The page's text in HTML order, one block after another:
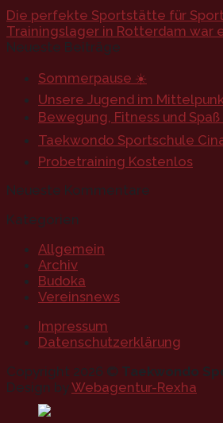
Die perfekte Sportstätte für
Trainingslager in Rotterdam
Neueste Beiträge
Sommerpause ☀️
Unsere Jugend im
Bewegung, Fitness und
Taekwondo Sportschule
Probetraining Kostenlos
Neueste Kommentare
Kategorien
Allgemein
Archiv
Budoka
Vereinsnews
Impressum
Datenschutzerklärung
Copyright 2026 © Taekwondo
Design byWebagentur-Rexha